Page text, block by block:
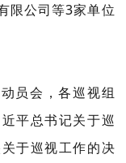
限公司等3家单位
员会，各巡视组
平总书记关于巡
于巡视工作的决